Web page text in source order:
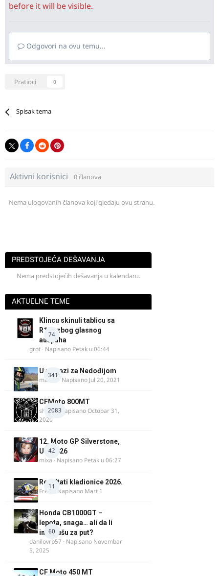
before it will be visible.
Odgovori na ovu temu...
Pratioci 0
Spisak tema
Aktivni korisnici 0 članova
Nema ulogovanih članova koji gledaju ovu stranu.
PREDSTOJEĆA DEŠAVANJA
Nema predstojećih dešavanja u kalendaru.
AKTUELNE TEME
74
Klincu skinuli tablicu sa
R125 zbog glasnog
auspuha
grof· Napisano Petak u 06:44
341
U potrazi za Nedođijom
makikt · Napisano Jul 20, 2021
2083
CFMoto 800MT
shlem· NapisanoOctobar 31,
2020
42
12. Moto GP Silverstone,
UK, 2026
mixa · Napisano Petak u 06:27
11
Rezultati kladionice 2026.
Fredi · Napisano Mart 1
60
Honda CB1000GT –
lepota, snaga… ali da li
ima dušu za put?
danilovrb57 · Napisano Novembar
5, 2025
CF Moto 450 MT